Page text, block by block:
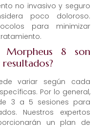
no invasivo y seguro
poco doloroso.
para minimizar
Morpheus 8 son
variar según cada
Por lo general,
3 a 5 sesiones para
Nuestros expertos
un plan de